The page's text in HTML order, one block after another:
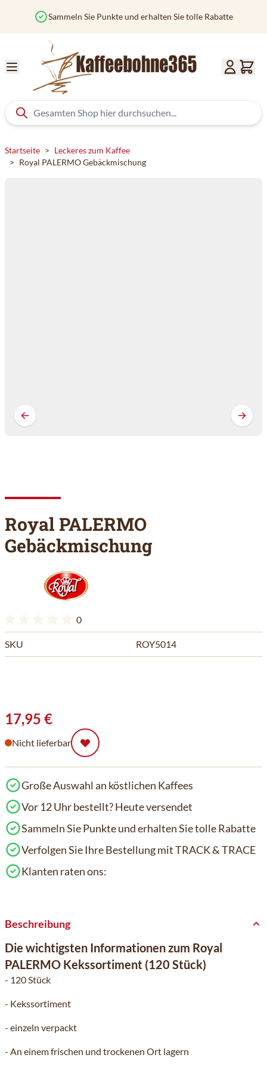
Sammeln Sie Punkte und erhalten Sie tolle Rabatte
Startseite > Leckeres zum Kaffee
> Royal PALERMO Gebäckmischung
Royal PALERMO
Gebäckmischung
0
SKU ROY5014
17,95 €
Nicht lieferbar
Große Auswahl an köstlichen Kaffees
Vor 12 Uhr bestellt? Heute versendet
Sammeln Sie Punkte und erhalten Sie tolle Rabatte
Verfolgen Sie Ihre Bestellung mit TRACK & TRACE
Klanten raten ons:
Beschreibung
Die wichtigsten Informationen zum Royal
PALERMO Kekssortiment (120 Stück)
- 120 Stück
- Kekssortiment
- einzeln verpackt
- An einem frischen und trockenen Ort lagern